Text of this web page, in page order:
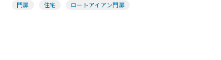
門扉
住宅 ロートアイアン門扉